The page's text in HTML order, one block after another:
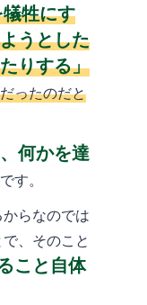
牲にす
うとした
りする」
だったのだと
何かを達
です。
らなのでは
、そのこと
こと自体